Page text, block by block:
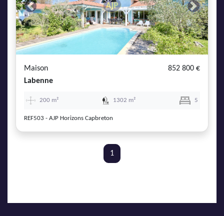
Previous Next
Maison
852 800 €
Labenne
200 m² 1302 m² 5
REF503 - AJP Horizons Capbreton
1